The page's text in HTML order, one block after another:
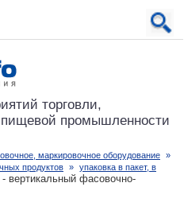
торговли,
промышленности
маркировочное оборудование »
продуктов » упаковка в пакет, в
- вертикальный фасовочно-